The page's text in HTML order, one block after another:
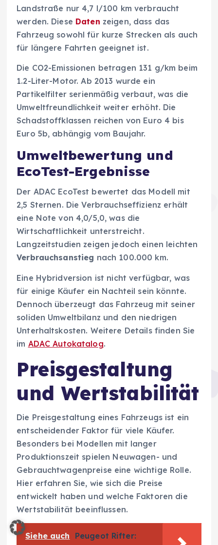
Landstraße nur 4,7 l/100 km verbraucht
werden. Diese Daten zeigen, dass das
Fahrzeug sowohl für kurze Strecken als auch
für längere Fahrten geeignet ist.
Die CO2-Emissionen betragen 131 g/km beim
1.2-Liter-Motor. Ab 2013 wurde ein
Partikelfilter serienmäßig verbaut, was die
Umweltfreundlichkeit weiter erhöht. Die
Schadstoffklassen reichen von Euro 4 bis
Euro 5b, abhängig vom Baujahr.
Umweltbewertung und
EcoTest-Ergebnisse
Der ADAC EcoTest bewertet das Modell mit
2,5 Sternen. Die Verbrauchseffizienz erhält
eine Note von 4,0/5,0, was die
Wirtschaftlichkeit unterstreicht.
Langzeitstudien zeigen jedoch einen leichten
Verbrauchsanstieg nach 100.000 km.
Eine Hybridversion ist nicht verfügbar, was
für einige Käufer ein Nachteil sein könnte.
Dennoch überzeugt das Fahrzeug mit seiner
soliden Umweltbilanz und den niedrigen
Unterhaltskosten. Weitere Details finden Sie
im ADAC Autokatalog.
Preisgestaltung
und Wertstabilität
Die Preisgestaltung eines Fahrzeugs ist ein
entscheidender Faktor für viele Käufer.
Besonders bei Modellen mit langer
Produktionszeit spielen Neuwagen- und
Gebrauchtwagenpreise eine wichtige Rolle.
Hier erfahren Sie, wie sich die Preise
entwickelt haben und welche Faktoren die
Wertstabilität beeinflussen.
Siehe auch
Peugeot Rifter: